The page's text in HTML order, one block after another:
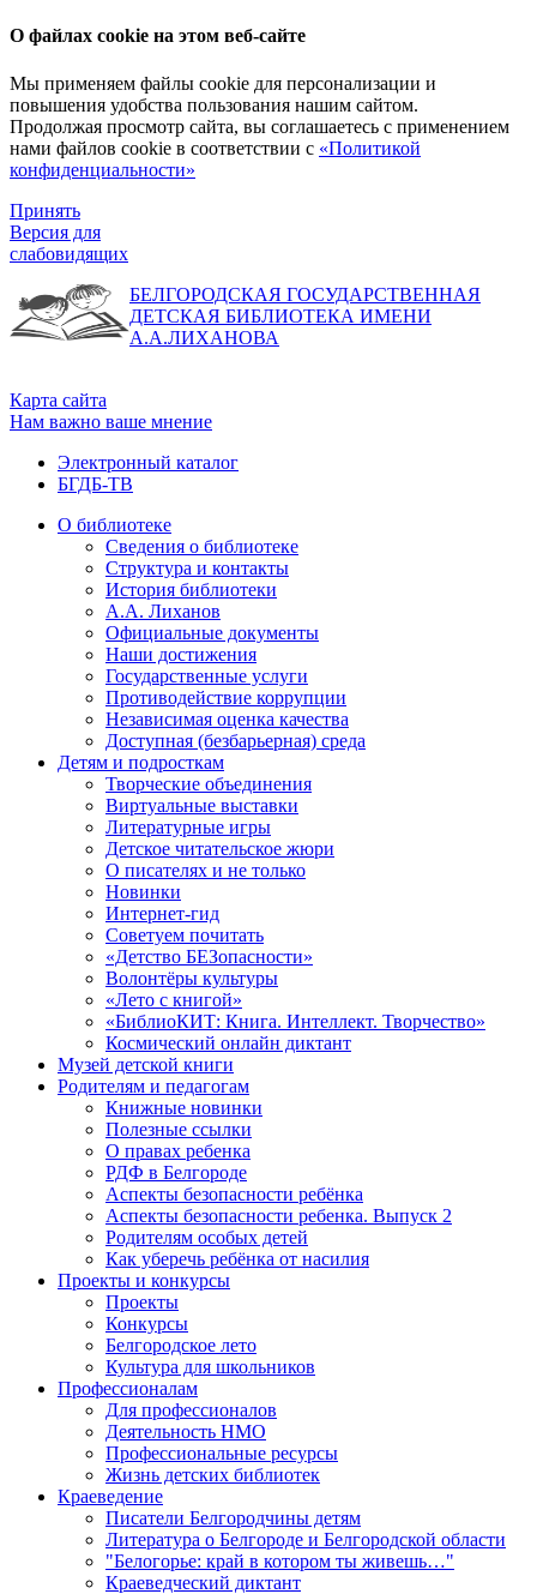
О файлах cookie на этом веб-сайте
Мы применяем файлы cookie для персонализации и
повышения удобства пользования нашим сайтом.
Продолжая просмотр сайта, вы соглашаетесь с применением
нами файлов cookie в соответствии с «Политикой
конфиденциальности»
Принять
Версия для
слабовидящих
БЕЛГОРОДСКАЯ ГОСУДАРСТВЕННАЯ
ДЕТСКАЯ БИБЛИОТЕКА ИМЕНИ
А.А.ЛИХАНОВА
Карта сайта
Нам важно ваше мнение
Электронный каталог
БГДБ-ТВ
О библиотеке
Сведения о библиотеке
Структура и контакты
История библиотеки
А.А. Лиханов
Официальные документы
Наши достижения
Государственные услуги
Противодействие коррупции
Независимая оценка качества
Доступная (безбарьерная) среда
Детям и подросткам
Творческие объединения
Виртуальные выставки
Литературные игры
Детское читательское жюри
О писателях и не только
Новинки
Интернет-гид
Советуем почитать
«Детство БЕЗопасности»
Волонтёры культуры
«Лето с книгой»
«БиблиоКИТ: Книга. Интеллект. Творчество»
Космический онлайн диктант
Музей детской книги
Родителям и педагогам
Книжные новинки
Полезные ссылки
О правах ребенка
РДФ в Белгороде
Аспекты безопасности ребёнка
Аспекты безопасности ребенка. Выпуск 2
Родителям особых детей
Как уберечь ребёнка от насилия
Проекты и конкурсы
Проекты
Конкурсы
Белгородское лето
Культура для школьников
Профессионалам
Для профессионалов
Деятельность НМО
Профессиональные ресурсы
Жизнь детских библиотек
Краеведение
Писатели Белгородчины детям
Литература о Белгороде и Белгородской области
"Белогорье: край в котором ты живешь…"
Краеведческий диктант